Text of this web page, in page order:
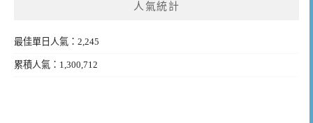
人氣統計
最佳單日人氣：2,245
累積人氣：1,300,712